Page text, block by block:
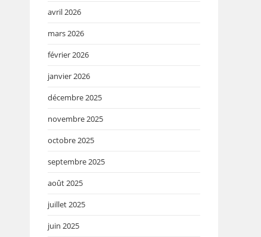
avril 2026
mars 2026
février 2026
janvier 2026
décembre 2025
novembre 2025
octobre 2025
septembre 2025
août 2025
juillet 2025
juin 2025